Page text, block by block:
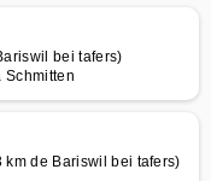
bei tafers)
Schmitten
de Bariswil bei tafers)